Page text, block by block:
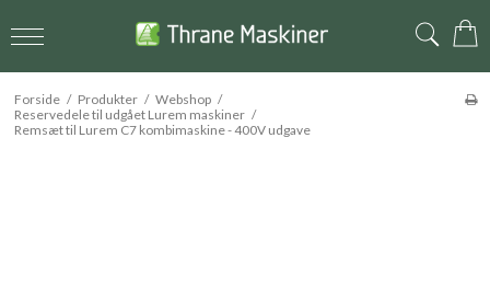
Forside / Produkter / Webshop /
Reservedele til udgået Lurem maskiner /
Remsæt til Lurem C7 kombimaskine - 400V udgave